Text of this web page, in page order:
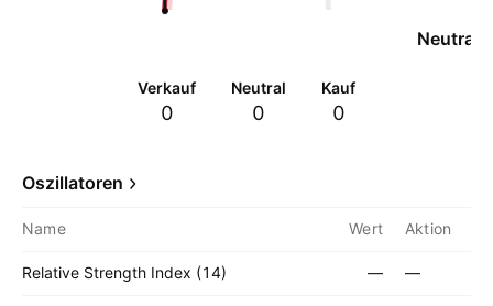
Neutral
Verkauf
0
Neutral
0
Kauf
0
Oszillatoren
Name Wert Aktion
Relative Strength Index (14) — —